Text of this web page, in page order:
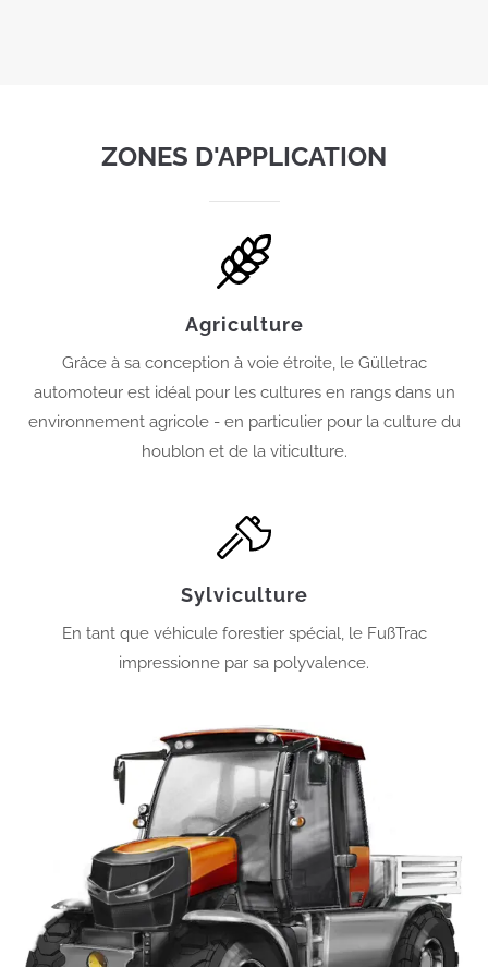
ZONES D'APPLICATION
Agriculture
Grâce à sa conception à voie étroite, le Gülletrac
automoteur est idéal pour les cultures en rangs dans un
environnement agricole - en particulier pour la culture du
houblon et de la viticulture.
Sylviculture
En tant que véhicule forestier spécial, le FußTrac
impressionne par sa polyvalence.